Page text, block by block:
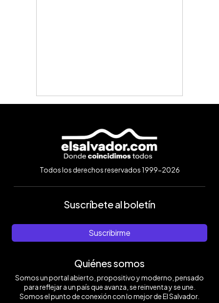
Todos los derechos reservados 1999-2026
Suscríbete al boletín
Suscribirme
Quiénes somos
Somos un portal abierto, propositivo y moderno, pensado
para reflejar a un país que avanza, se reinventa y se une.
Somos el punto de conexión con lo mejor de El Salvador.